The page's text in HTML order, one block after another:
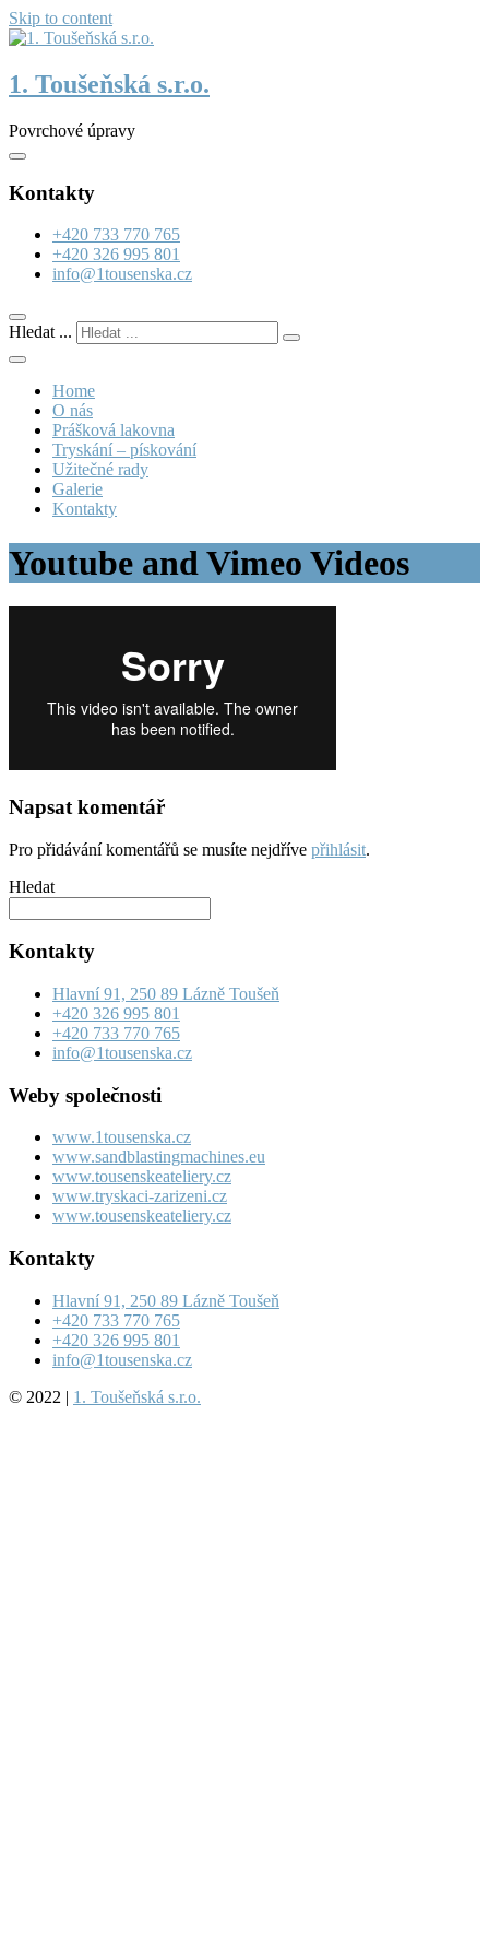
Skip to content
1. Toušeňská s.r.o.
Povrchové úpravy
Kontakty
+420 733 770 765
+420 326 995 801
info@1tousenska.cz
Hledat ...
Home
O nás
Prášková lakovna
Tryskání – pískování
Užitečné rady
Galerie
Kontakty
Youtube and Vimeo Videos
Napsat komentář
Pro přidávání komentářů se musíte nejdříve přihlásit.
Hledat
Kontakty
Hlavní 91, 250 89 Lázně Toušeň
+420 326 995 801
+420 733 770 765
info@1tousenska.cz
Weby společnosti
www.1tousenska.cz
www.sandblastingmachines.eu
www.tousenskeateliery.cz
www.tryskaci-zarizeni.cz
www.tousenskeateliery.cz
Kontakty
Hlavní 91, 250 89 Lázně Toušeň
+420 733 770 765
+420 326 995 801
info@1tousenska.cz
© 2022 | 1. Toušeňská s.r.o.